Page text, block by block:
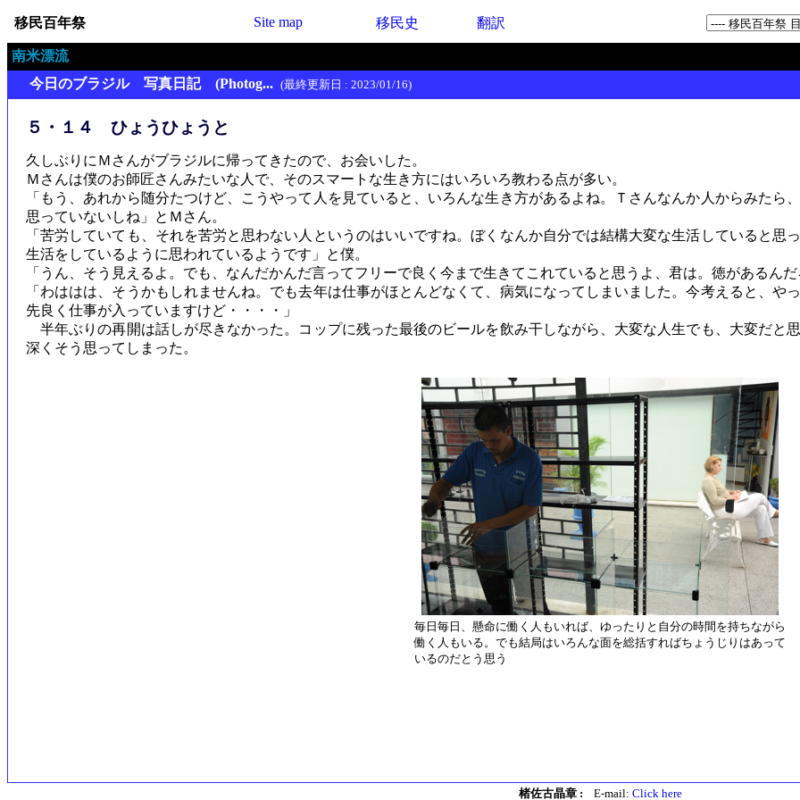
移民百年祭 Site map 移民史 翻訳
南米漂流
今日のブラジル 写真日記 (Photog... (最終更新日 : 2023/01/16)
５・１４ ひょうひょうと
久しぶりにＭさんがブラジルに帰ってきたので、お会いした。
Ｍさんは僕のお師匠さんみたいな人で、そのスマートな生き方にはいろいろ教わる点が多い。
「もう、あれから随分たつけど、こうやって人を見ていると、いろんな生き方があるよね。Ｔさんなんか人からみたら
思っていないしね」とＭさん。
「苦労していても、それを苦労と思わない人というのはいいですね。ぼくなんか自分では結構大変な生活していると
生活をしているように思われているようです」と僕。
「うん、そう見えるよ。でも、なんだかんだ言ってフリーで良く今まで生きてこれていると思うよ、君は。徳があるんだ
「わははは、そうかもしれませんね。でも去年は仕事がほとんどなくて、病気になってしまいました。今考えると、
先良く仕事が入っていますけど・・・・」
半年ぶりの再開は話しが尽きなかった。コップに残った最後のビールを飲み干しながら、大変な人生でも、大変だと
深くそう思ってしまった。
毎日毎日、懸命に働く人もいれば、ゆったりと自分の時間を持ちながら
働く人もいる。でも結局はいろんな面を総括すればちょうじりはあって
いるのだとう思う
楮佐古晶章 : E-mail: Click here